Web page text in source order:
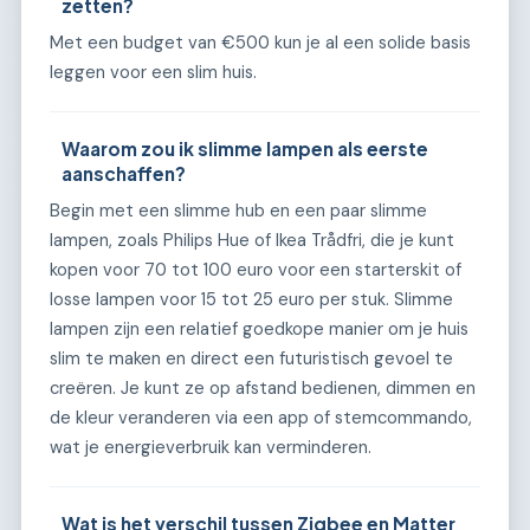
zetten?
Met een budget van €500 kun je al een solide basis
leggen voor een slim huis.
Waarom zou ik slimme lampen als eerste
aanschaffen?
Begin met een slimme hub en een paar slimme
lampen, zoals Philips Hue of Ikea Trådfri, die je kunt
kopen voor 70 tot 100 euro voor een starterskit of
losse lampen voor 15 tot 25 euro per stuk. Slimme
lampen zijn een relatief goedkope manier om je huis
slim te maken en direct een futuristisch gevoel te
creëren. Je kunt ze op afstand bedienen, dimmen en
de kleur veranderen via een app of stemcommando,
wat je energieverbruik kan verminderen.
Wat is het verschil tussen Zigbee en Matter